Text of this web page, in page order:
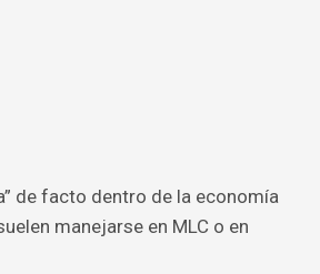
de facto dentro de la economía
manejarse en MLC o en